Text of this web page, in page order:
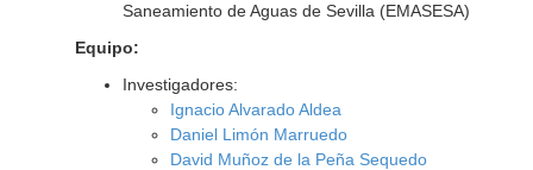
Saneamiento de Aguas de Sevilla (EMASESA)
Equipo:
Investigadores:
Ignacio Alvarado Aldea
Daniel Limón Marruedo
David Muñoz de la Peña Sequedo